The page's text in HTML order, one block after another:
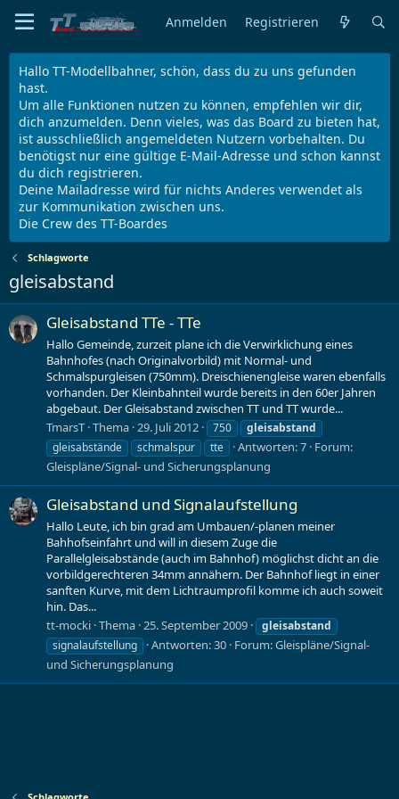
Anmelden Registrieren
Hallo TT-Modellbahner, schön, dass du zu uns gefunden
hast.
Um alle Funktionen nutzen zu können, empfehlen wir dir,
dich anzumelden. Denn vieles, was das Board zu bieten hat,
ist ausschließlich angemeldeten Nutzern vorbehalten. Du
benötigst nur eine gültige E-Mail-Adresse und schon kannst
du dich registrieren.
Deine Mailadresse wird für nichts Anderes verwendet als
zur Kommunikation zwischen uns.
Die Crew des TT-Boardes
Schlagworte
gleisabstand
Gleisabstand TTe - TTe
Hallo Gemeinde, zurzeit plane ich die Verwirklichung eines
Bahnhofes (nach Originalvorbild) mit Normal- und
Schmalspurgleisen (750mm). Dreischienengleise waren ebenfalls
vorhanden. Der Kleinbahnteil wurde bereits in den 60er Jahren
abgebaut. Der Gleisabstand zwischen TT und TT wurde...
TmarsT Thema 29. Juli 2012 750
gleisabstand
gleisabstände
schmalspur tte Antworten: 7 Forum:
Gleispläne/Signal- und Sicherungsplanung
Gleisabstand und Signalaufstellung
Hallo Leute, ich bin grad am Umbauen/-planen meiner
Bahhofseinfahrt und will in diesem Zuge die
Parallelgleisabstände (auch im Bahnhof) möglichst dicht an die
vorbildgerechteren 34mm annähern. Der Bahnhof liegt in einer
sanften Kurve, mit dem Lichtraumprofil komme ich auch soweit
hin. Das...
tt-mocki Thema 25. September 2009
gleisabstand
signalaufstellung
Antworten: 30 Forum:Gleispläne/Signal-
und Sicherungsplanung